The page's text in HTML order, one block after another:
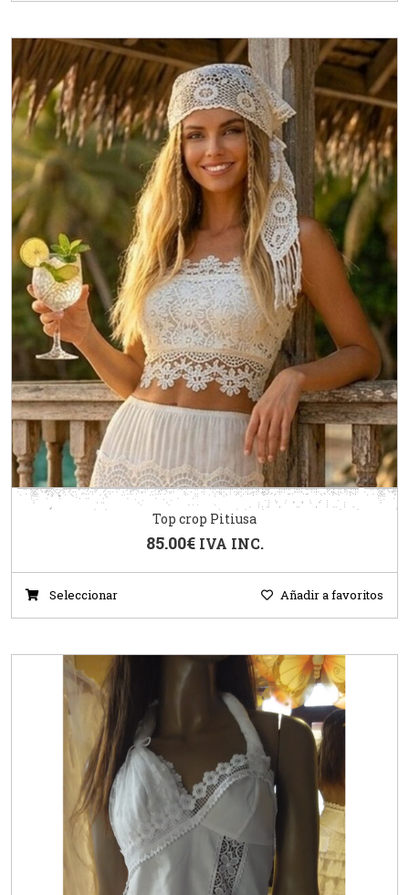
Top crop Pitiusa
85.00€ IVA INC.
Seleccionar Añadir a favoritos